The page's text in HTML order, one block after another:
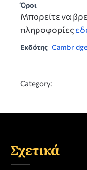
Όροι
Μπορείτε να
πληροφορίες
Εκδότης
Category:
Σχετικά